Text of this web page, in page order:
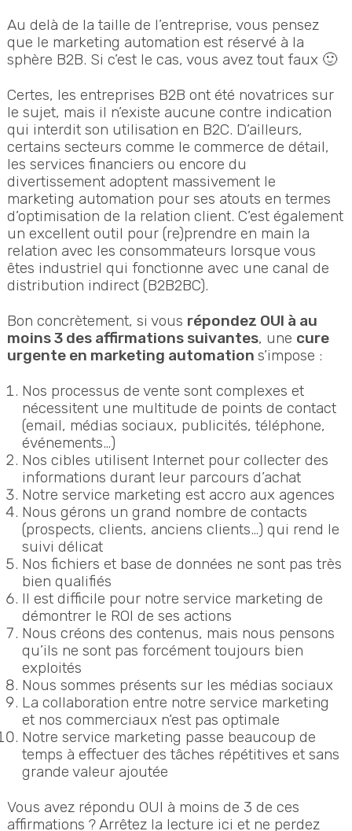
Au delà de la taille de l’entreprise, vous pensez
que le marketing automation est réservé à la
sphère B2B. Si c’est le cas, vous avez tout faux 🙂
Certes, les entreprises B2B ont été novatrices sur
le sujet, mais il n’existe aucune contre indication
qui interdit son utilisation en B2C. D’ailleurs,
certains secteurs comme le commerce de détail,
les services financiers ou encore du
divertissement adoptent massivement le
marketing automation pour ses atouts en termes
d’optimisation de la relation client. C’est également
un excellent outil pour (re)prendre en main la
relation avec les consommateurs lorsque vous
êtes industriel qui fonctionne avec une canal de
distribution indirect (B2B2BC).
Bon concrètement, si vous répondez OUI à au
moins 3 des affirmations suivantes, une cure
urgente en marketing automation s’impose :
Nos processus de vente sont complexes et
nécessitent une multitude de points de contact
(email, médias sociaux, publicités, téléphone,
événements…)
Nos cibles utilisent Internet pour collecter des
informations durant leur parcours d’achat
Notre service marketing est accro aux agences
Nous gérons un grand nombre de contacts
(prospects, clients, anciens clients…) qui rend le
suivi délicat
Nos fichiers et base de données ne sont pas très
bien qualifiés
Il est difficile pour notre service marketing de
démontrer le ROI de ses actions
Nous créons des contenus, mais nous pensons
qu’ils ne sont pas forcément toujours bien
exploités
Nous sommes présents sur les médias sociaux
La collaboration entre notre service marketing
et nos commerciaux n’est pas optimale
Notre service marketing passe beaucoup de
temps à effectuer des tâches répétitives et sans
grande valeur ajoutée
Vous avez répondu OUI à moins de 3 de ces
affirmations ? Arrêtez la lecture ici et ne perdez